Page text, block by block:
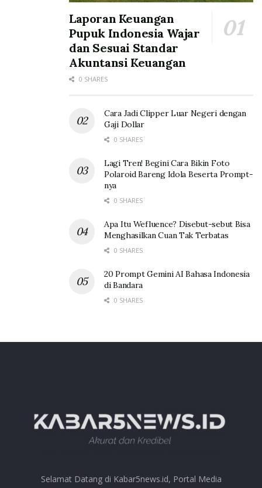
Laporan Keuangan
Pupuk Indonesia Wajar
dan Sesuai Standar
Akuntansi Keuangan
0 SHARES
Cara Jadi Clipper Luar Negeri dengan
Gaji Dollar
0 SHARES
Lagi Tren! Begini Cara Bikin Foto
Polaroid Bareng Idola Beserta Prompt-
nya
0 SHARES
Apa Itu Wefluence? Disebut-sebut Bisa
Menghasilkan Cuan Tak Terbatas
0 SHARES
20 Prompt Gemini AI Bahasa Indonesia
di Bandara
0 SHARES
Selamat Datang di Kabar5news.id, Portal Media